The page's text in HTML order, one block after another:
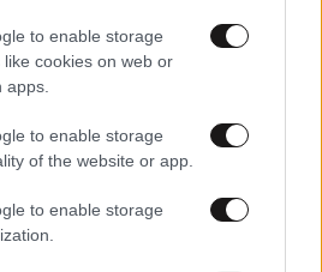
to enable storage
cookies on web or
to enable storage
of the website or app.
to enable storage